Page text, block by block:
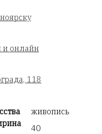
онлайн
118
живопись
40